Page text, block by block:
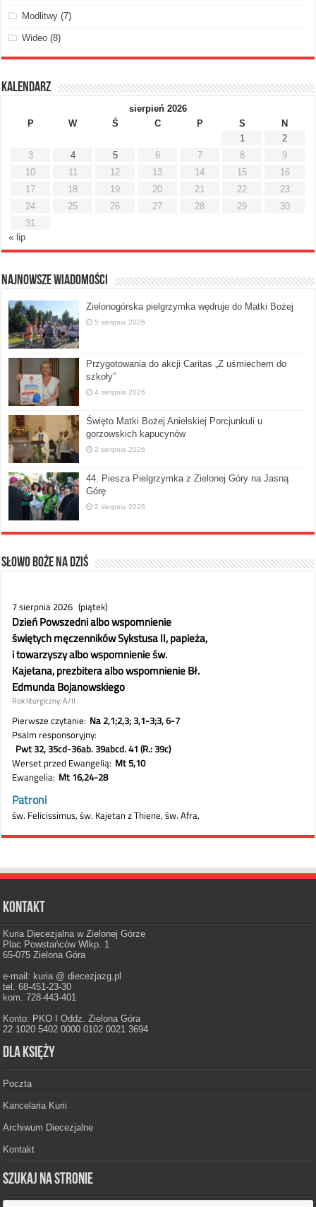
Modlitwy (7)
Wideo (8)
Kalendarz
sierpień 2026
P
W Ś C P S
N
1
2
3
4 5 6 7 8
9
10
11 12 13 14 15
16
17
18 19 20 21 22
23
24
25 26 27 28 29
30
31
« lip
Najnowsze Wiadomości
Zielonogórska pielgrzymka wędruje do Matki Bożej
5 sierpnia 2026
Przygotowania do akcji Caritas „Z uśmiechem do
szkoły”
4 sierpnia 2026
Święto Matki Bożej Anielskiej Porcjunkuli u
gorzowskich kapucynów
2 sierpnia 2026
44. Piesza Pielgrzymka z Zielonej Góry na Jasną
Górę
2 sierpnia 2026
Słowo Boże na dziś
Kontakt
Kuria Diecezjalna w Zielonej Górze
Plac Powstańców Wlkp. 1
65-075 Zielona Góra
e-mail: kuria @ diecezjazg.pl
tel. 68-451-23-30
kom. 728-443-401
Konto: PKO I Oddz. Zielona Góra
22 1020 5402 0000 0102 0021 3694
Dla księży
Poczta
Kancelaria Kurii
Archiwum Diecezjalne
Kontakt
Szukaj na stronie